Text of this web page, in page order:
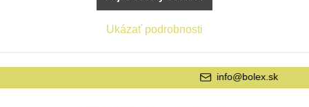
Ukázať podrobnosti